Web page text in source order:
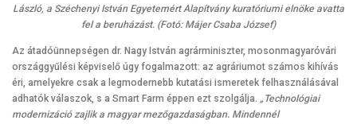
László, a Széchenyi István Egyetemért Alapítvány kuratóriumi elnöke avatta
fel a beruházást. (Fotó: Májer Csaba József)
Az átadóünnepségen dr. Nagy István agrárminiszter, mosonmagyaróvári
országgyűlési képviselő úgy fogalmazott: az agráriumot számos kihívás
éri, amelyekre csak a legmodernebb kutatási ismeretek felhasználásával
adhatók válaszok, s a Smart Farm éppen ezt szolgálja. „Technológiai
modernizáció zajlik a magyar mezőgazdaságban. Mindennél